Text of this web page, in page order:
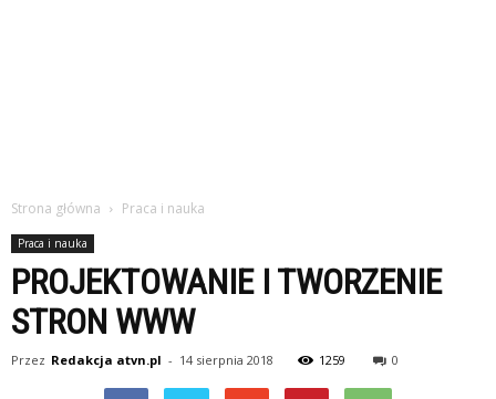
Strona główna Praca i nauka
Praca i nauka
PROJEKTOWANIE I TWORZENIE
STRON WWW
Przez Redakcja atvn.pl - 14 sierpnia 2018 1259 0